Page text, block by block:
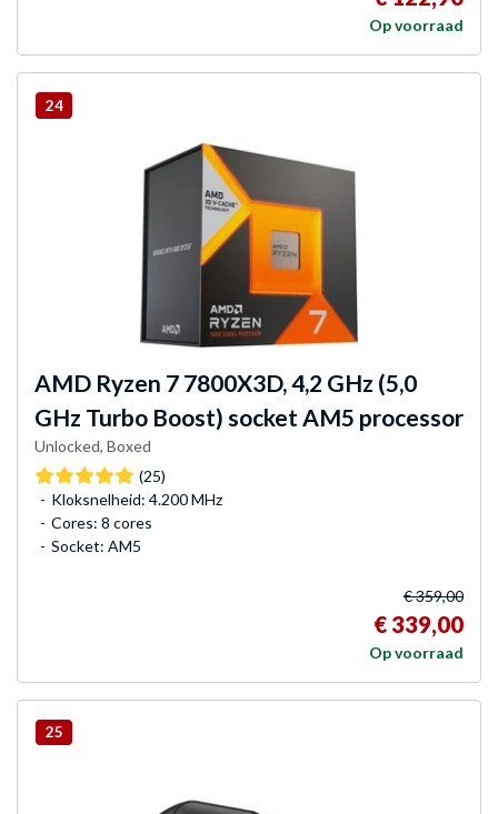
Op voorraad
24
AMD Ryzen 7 7800X3D, 4,2 GHz (5,0
GHz Turbo Boost) socket AM5 processor
Unlocked, Boxed
(25)
Kloksnelheid: 4.200 MHz
Cores: 8 cores
Socket: AM5
€ 359,00
€ 339,00
Op voorraad
25